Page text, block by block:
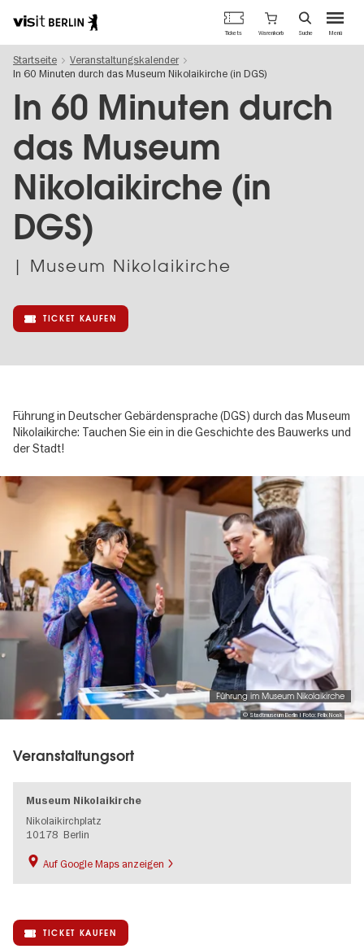
zum
Inhalt
Berlins
offizielles
Tourismusportal
Menü
Tickets Warenkorb Suche
Startseite
Veranstaltungskalender
In 60 Minuten durch das Museum Nikolaikirche (in DGS)
In 60 Minuten durch
das Museum
Nikolaikirche (in
DGS)
| Museum Nikolaikirche
TICKET KAUFEN
Führung in Deutscher Gebärdensprache (DGS) durch das Museum
Nikolaikirche: Tauchen Sie ein in die Geschichte des Bauwerks und
der Stadt!
Image
gallery
© Stadtmuseum Berlin | Foto: Felix Noak
Führung im Museum Nikolaikirche
Veranstaltungsort
Museum Nikolaikirche
Nikolaikirchplatz
10178 Berlin
Auf Google Maps anzeigen
TICKET KAUFEN